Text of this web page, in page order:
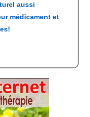
aussi
médicament et